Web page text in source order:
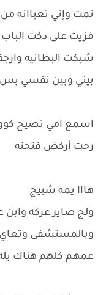
نمت وإني تعباانه من
فزيت على دكت
شبكت البطانيه
بيني وبين نفسي
اسمع امي تصيح
رحت أركض فتحته
هااا يمه شبيج
ولج صاير عركه وابن
وبالمستشفى وتعاي
عمهم كلهم هناك